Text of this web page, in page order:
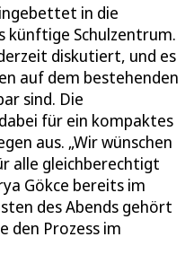
in die
künftige Schulzentrum.
diskutiert, und es
auf dem bestehenden
sind. Die
für ein kompaktes
aus. „Wir wünschen
alle gleichberechtigt
Gökce bereits im
des Abends gehört
den Prozess im